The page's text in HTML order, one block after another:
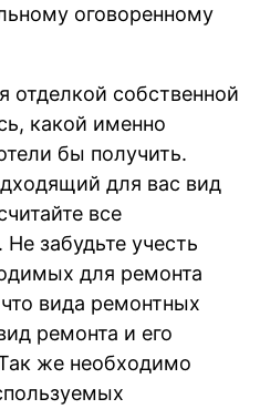
оговоренному
отделкой собственной
какой именно
бы получить.
для вас вид
все
забудьте учесть
для ремонта
вида ремонтных
ремонта и его
же необходимо